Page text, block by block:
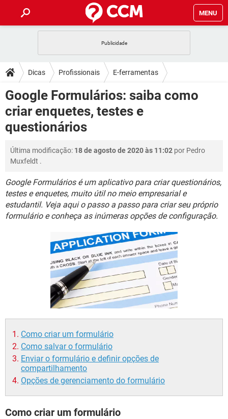
MENU
CELULAR FACEBOOK
OUTLOOK EXCEL
INSTAGRAM GMAIL
GUIA DE COMPRAS
DICAS
JOGOS
CELULAR FACEBOOK
INSTAGRAM
GUIA DE COMPRAS
DOWNLOADS
JOGOS WHATSAPP
CELULAR
OUTLOOK
INSTAGRAM
GUIA DE COMPRAS
FÓRUM
JOGOS
CELULAR FACEBOOK
INSTAGRAM GMAIL
GUIA DE COMPRAS
JOGOS
CELULAR FACEBOOK
OUTLOOK EXCEL
INSTAGRAM GMAIL
Dicas Profissionais E-ferramentas
Google Formulários: saiba como
criar enquetes, testes e
questionários
Última modificação: 18 de agosto de 2020 às 11:02 por Pedro
Muxfeldt .
Google Formulários é um aplicativo para criar questionários,
testes e enquetes, muito útil no meio empresarial e
estudantil. Veja aqui o passo a passo para criar seu próprio
formulário e conheça as inúmeras opções de configuração.
Como criar um formulário
Como salvar o formulário
Enviar o formulário e definir opções de
compartilhamento
Opções de gerenciamento do formulário
Como criar um formulário